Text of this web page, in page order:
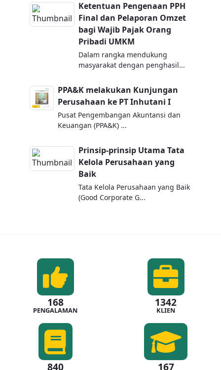
Ketentuan Pengenaan PPH
Final dan Pelaporan Omzet
bagi Wajib Pajak Orang
Pribadi UMKM
Dalam rangka mendukung
masyarakat dengan penghasil...
PPA&K melakukan Kunjungan
Perusahaan ke PT Inhutani I
Pusat Pengembangan Akuntansi dan
Keuangan (PPA&K) ...
Prinsip-prinsip Utama Tata
Kelola Perusahaan yang
Baik
Tata Kelola Perusahaan yang Baik
(Good Corporate G...
168
PENGALAMAN
1342
KLIEN
840 167